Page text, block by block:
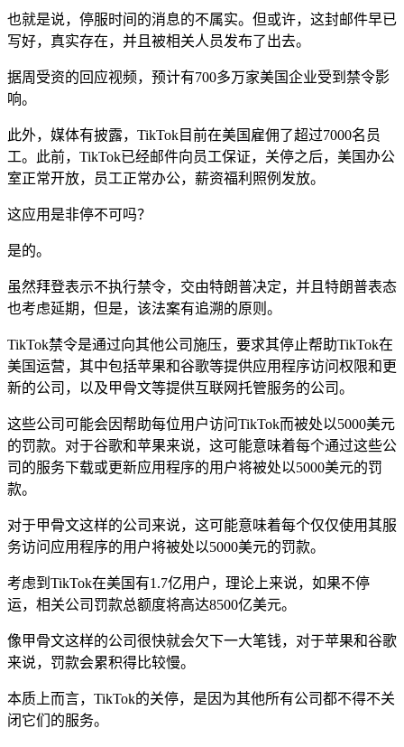
也就是说，停服时间的消息的不属实。但或许，这封邮件早已
写好，真实存在，并且被相关人员发布了出去。
据周受资的回应视频，预计有700多万家美国企业受到禁令影
响。
此外，媒体有披露，TikTok目前在美国雇佣了超过7000名员
工。此前，TikTok已经邮件向员工保证，关停之后，美国办公
室正常开放，员工正常办公，薪资福利照例发放。
这应用是非停不可吗？
是的。
虽然拜登表示不执行禁令，交由特朗普决定，并且特朗普表态
也考虑延期，但是，该法案有追溯的原则。
TikTok禁令是通过向其他公司施压，要求其停止帮助TikTok在
美国运营，其中包括苹果和谷歌等提供应用程序访问权限和更
新的公司，以及甲骨文等提供互联网托管服务的公司。
这些公司可能会因帮助每位用户访问TikTok而被处以5000美元
的罚款。对于谷歌和苹果来说，这可能意味着每个通过这些公
司的服务下载或更新应用程序的用户将被处以5000美元的罚
款。
对于甲骨文这样的公司来说，这可能意味着每个仅仅使用其服
务访问应用程序的用户将被处以5000美元的罚款。
考虑到TikTok在美国有1.7亿用户，理论上来说，如果不停
运，相关公司罚款总额度将高达8500亿美元。
像甲骨文这样的公司很快就会欠下一大笔钱，对于苹果和谷歌
来说，罚款会累积得比较慢。
本质上而言，TikTok的关停，是因为其他所有公司都不得不关
闭它们的服务。